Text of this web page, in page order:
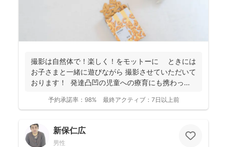
撮影は自然体で！楽しく！をモットーに ときには
お子さまと一緒に遊びながら 撮影させていただいて
おります！ 発達凸凹の児童への療育にも携わって
予約承諾率： 98% 最終アクティブ： 7日以上前
新保仁広
男性